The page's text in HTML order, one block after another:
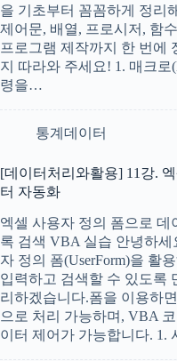
을 기초부터 꼼꼼하게 정리
제어문, 배열, 프로시저, 함
프로그램 제작까지 한 번에
지 따라와 주세요! 1. 매크로
령을…
통계데이터
[데이터처리와활용] 11강.
터 자동화
엑셀 사용자 정의 폼으로
록 검색 VBA 실습 안녕하
자 정의 폼(UserForm)을 활
입력하고 검색할 수 있도록
리하겠습니다.폼을 이용하
으로 처리 가능하며, VBA
이터 제어가 가능합니다. 1.